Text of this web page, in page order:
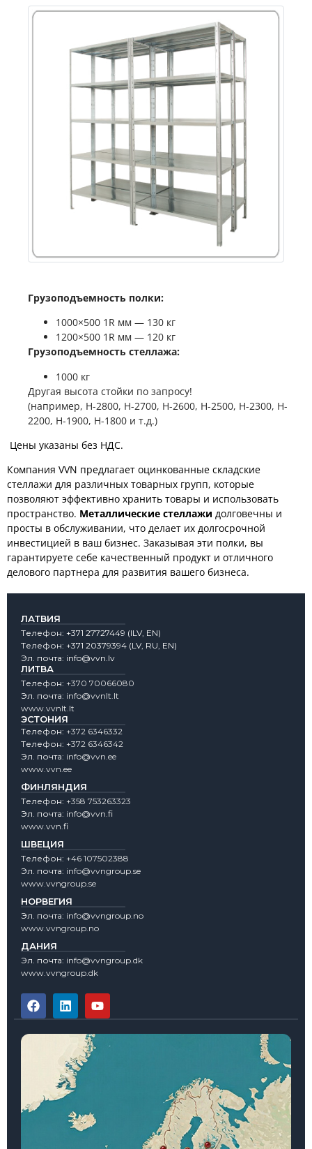
Грузоподъемность полки:
1000×500 1R мм — 130 кг
1200×500 1R мм — 120 кг
Грузоподъемность стеллажа:
1000 кг
Другая высота стойки по запросу!
(например, H-2800, H-2700, H-2600, H-2500, H-2300, H-
2200, H-1900, H-1800 и т.д.)
Цены указаны без НДС.
Компания VVN предлагает оцинкованные складские
стеллажи для различных товарных групп, которые
позволяют эффективно хранить товары и использовать
пространство. Металлические стеллажи долговечны и
просты в обслуживании, что делает их долгосрочной
инвестицией в ваш бизнес. Заказывая эти полки, вы
гарантируете себе качественный продукт и отличного
делового партнера для развития вашего бизнеса.
ЛАТВИЯ
Tелефон: +371 27727449 (lLV, EN)
Tелефон: +371 20379394 (LV, RU, EN)
Эл. почта: info@vvn.lv
ЛИТВА
Tелефон: +370 70066080
Эл. почта: info@vvnlt.lt
www.vvnlt.lt
ЭСТОНИЯ
Tелефон: +372 6346332
Tелефон: +372 6346342
Эл. почта: info@vvn.ee
www.vvn.ee
ФИНЛЯНДИЯ
Tелефон: +358 753263323
Эл. почта: info@vvn.fi
www.vvn.fi
ШВЕЦИЯ
Tелефон: +46 107502388
Эл. почта: info@vvngroup.se
www.vvngroup.se
НОРВЕГИЯ
Эл. почта: info@vvngroup.no
www.vvngroup.no
ДАНИЯ
Эл. почта: info@vvngroup.dk
www.vvngroup.dk